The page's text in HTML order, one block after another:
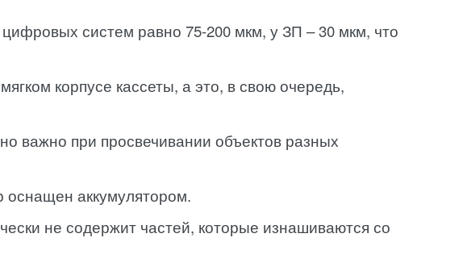
систем равно 75-200 мкм, у ЗП – 30 мкм, что
корпусе кассеты, а это, в свою очередь,
важно при просвечивании объектов разных
оснащен аккумулятором.
не содержит частей, которые изнашиваются со